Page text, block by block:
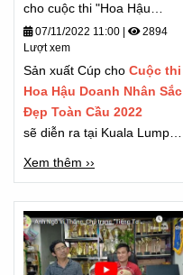
cho cuộc thi "Hoa Hậu
Doanh Nhân"
07/11/2022 11:00
2894
Lượt xem
Sản xuất Cúp cho Cuộc thi
Hoa Hậu Doanh Nhân Sắc
Đẹp Toàn Cầu 2022
sẽ diễn ra tại Kuala Lumpur
Xem thêm ››